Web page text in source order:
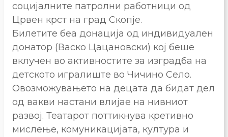
социјалните патролни работници од
Црвен крст на град Скопје.
Билетите беа донација од индивидуален
донатор (Васко Цацановски) кој беше
вклучен во активностите за изградба на
детското игралиште во Чичино Село.
Овозможувањето на децата да бидат дел
од вакви настани влијае на нивниот
развој. Театарот поттикнува кретивно
мислење, комуникацијата, култура и